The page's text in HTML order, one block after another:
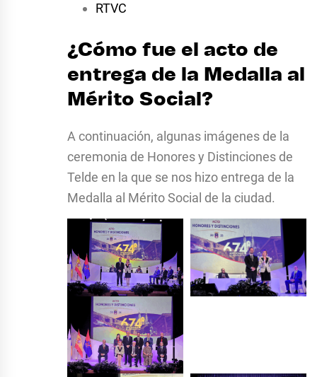
RTVC
¿Cómo fue el acto de
entrega de la Medalla al
Mérito Social?
A continuación, algunas imágenes de la
ceremonia de Honores y Distinciones de
Telde en la que se nos hizo entrega de la
Medalla al Mérito Social de la ciudad.